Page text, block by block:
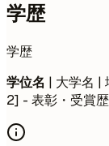
学歴
学歴
学位名 | 大学名 |
2] - 表彰・受賞